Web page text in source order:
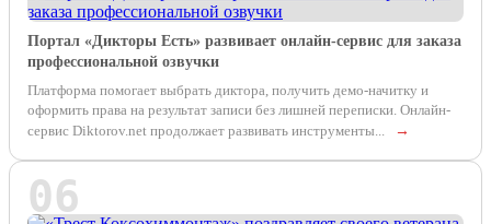
Портал «Дикторы Есть» развивает онлайн-сервис для заказа
профессиональной озвучки
Платформа помогает выбрать диктора, получить демо-начитку и
оформить права на результат записи без лишней переписки. Онлайн-
сервис Diktorov.net продолжает развивать инструменты...
→
06